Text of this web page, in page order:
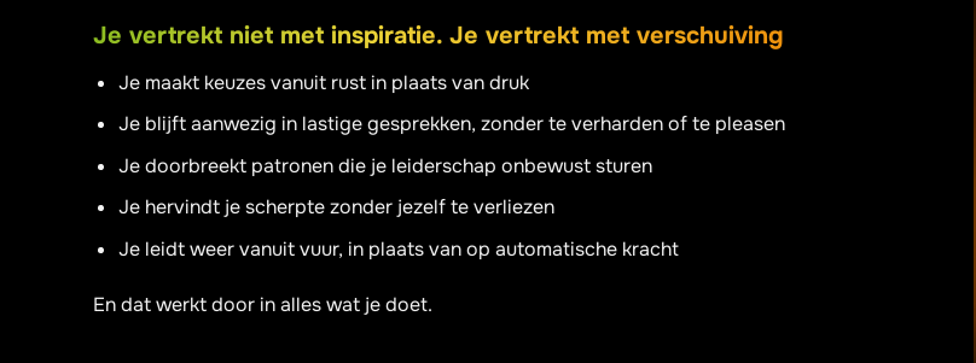
Je vertrekt niet met inspiratie. Je vertrekt met verschuiving
Je maakt keuzes vanuit rust in plaats van druk
Je blijft aanwezig in lastige gesprekken, zonder te verharden of te pleasen
Je doorbreekt patronen die je leiderschap onbewust sturen
Je hervindt je scherpte zonder jezelf te verliezen
Je leidt weer vanuit vuur, in plaats van op automatische kracht
En dat werkt door in alles wat je doet.